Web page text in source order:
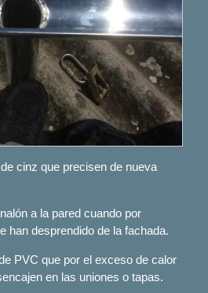
cinz que precisen de nueva
a la pared cuando por
han desprendido de la fachada.
PVC que por el exceso de calor
en las uniones o tapas.